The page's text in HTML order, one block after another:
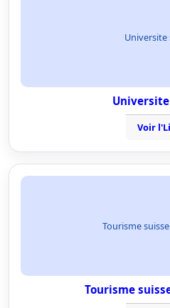
Universite
Voir
Tourisme
Tourisme